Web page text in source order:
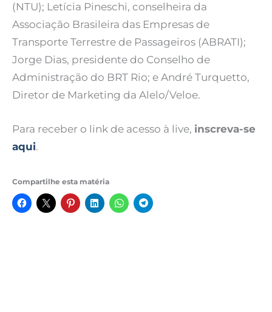
(NTU); Letícia Pineschi, conselheira da
Associação Brasileira das Empresas de
Transporte Terrestre de Passageiros (ABRATI);
Jorge Dias, presidente do Conselho de
Administração do BRT Rio; e André Turquetto,
Diretor de Marketing da Alelo/Veloe.
Para receber o link de acesso à live, inscreva-se
aqui.
Compartilhe esta matéria